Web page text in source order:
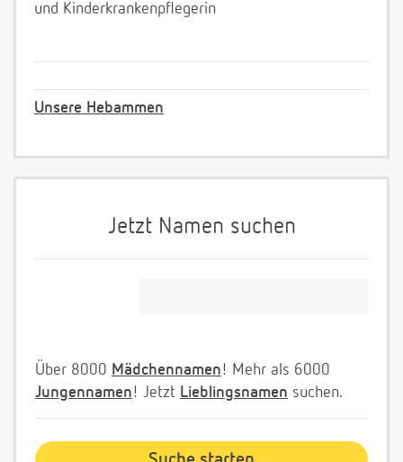
und Kinderkrankenpflegerin
Unsere Hebammen
Jetzt Namen suchen
Über 8000 Mädchennamen! Mehr als 6000
Jungennamen! Jetzt Lieblingsnamen suchen.